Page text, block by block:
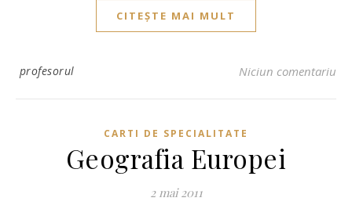
CITEȘTE MAI MULT
profesorul Niciun comentariu
CARTI DE SPECIALITATE
Geografia Europei
2 mai 2011